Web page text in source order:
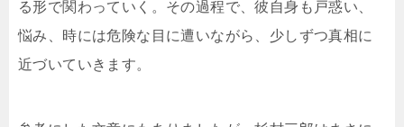
る形で関わっていく。その過程で、彼自身も戸惑い、
悩み、時には危険な目に遭いながら、少しずつ真相に
近づいていきます。